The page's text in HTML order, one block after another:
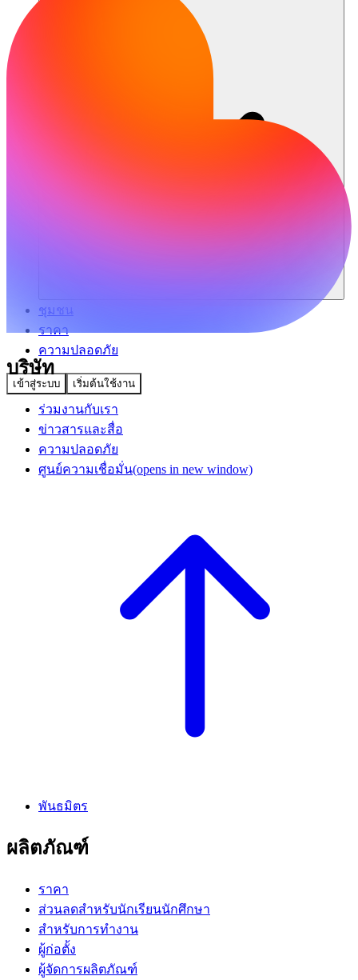
ชุมชน
ราคา
ความปลอดภัย
เข้าสู่ระบบ เริ่มต้นใช้งาน
บริษัท
ร่วมงานกับเรา
ข่าวสารและสื่อ
ความปลอดภัย
ศูนย์ความเชื่อมั่น(opens in new window)
พันธมิตร
ผลิตภัณฑ์
ราคา
ส่วนลดสำหรับนักเรียนนักศึกษา
สำหรับการทำงาน
ผู้ก่อตั้ง
ผู้จัดการผลิตภัณฑ์